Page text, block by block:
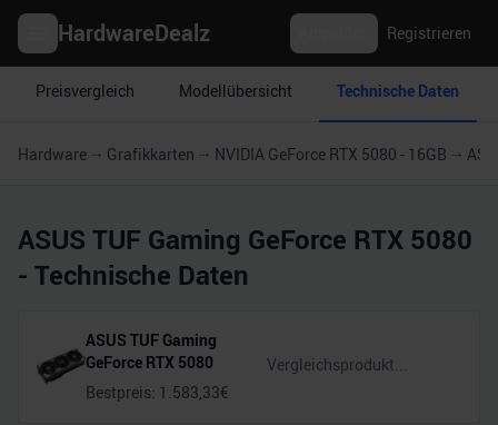
HardwareDealz Registrieren
Preisvergleich Modellübersicht Technische Daten
Hardware Grafikkarten NVIDIA GeForce RTX 5080 - 16GB
ASUS TUF Gaming GeForce RTX 5080
- Technische Daten
ASUS TUF Gaming
GeForce RTX 5080
Bestpreis: 1.583,33€